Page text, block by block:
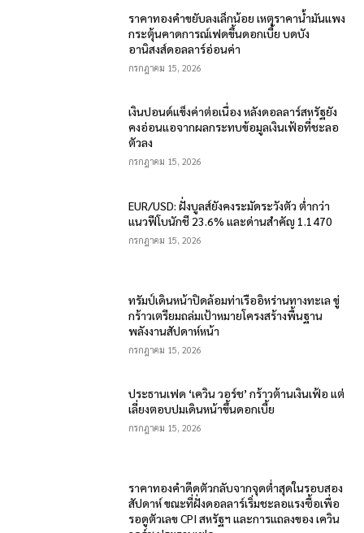
ราคาทองคำขยับลงเล็กน้อย เหตุราคาน้ำมันแพง
กระตุ้นคาดการณ์เฟดขึ้นดอกเบี้ย บดบัง
อานิสงส์ดอลลาร์อ่อนค่า
กรกฎาคม 15, 2026
เงินปอนด์แข็งค่าต่อเนื่อง หลังดอลลาร์สหรัฐยัง
คงอ่อนแอจากผลกระทบข้อมูลเงินเฟ้อที่ชะลอ
ตัวลง
กรกฎาคม 15, 2026
EUR/USD: ฝั่งบูลส์ยังคงระมัดระวังตัว ต่ำกว่า
แนวฟีโบนักชี 23.6% และด่านสำคัญ 1.1470
กรกฎาคม 15, 2026
ทรัมป์เดินหน้าปิดล้อมท่าเรืออิหร่านทางทะเล ขู่
กร้าวเตรียมถล่มเป้าหมายโครงสร้างพื้นฐาน
พลังงานสัปดาห์หน้า
กรกฎาคม 15, 2026
ประธานเฟด ‘เควิน วอร์ช’ กร้าวต้านเงินเฟ้อ แต่
เลี่ยงตอบปมเดินหน้าขึ้นดอกเบี้ย
กรกฎาคม 15, 2026
ราคาทองคำดีดตัวกลับจากจุดต่ำสุดในรอบสอง
สัปดาห์ ขณะที่ฝั่งดอลลาร์เริ่มชะลอแรงซื้อเพื่อ
รอดูตัวเลข CPI สหรัฐฯ และการแถลงของ เควิน